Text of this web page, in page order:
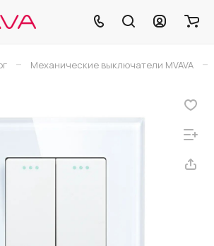
– Механические выключатели MVAVA –